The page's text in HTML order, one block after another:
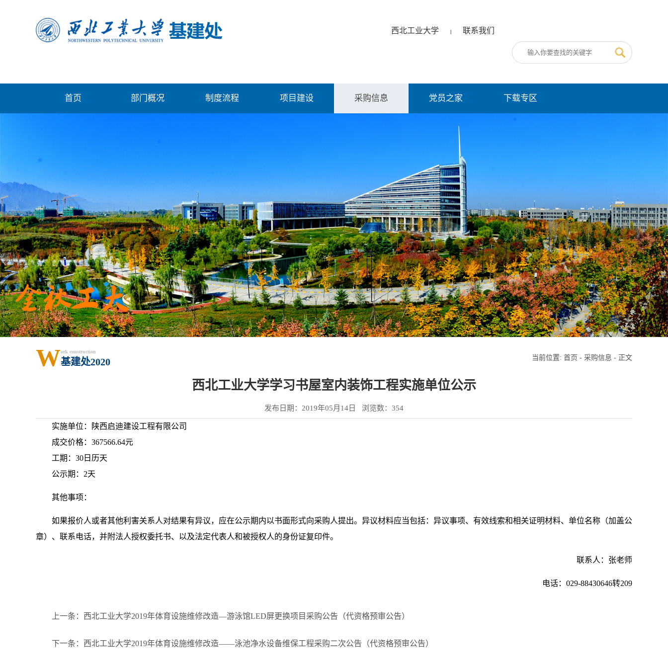
西北工业大学 | 联系我们
首页 部门概况 制度流程 项目建设 采购信息 党员之家 下载专区
Work construction
基建处2020 当前位置: 首页 - 采购信息 - 正文
西北工业大学学习书屋室内装饰工程实施单位公示
发布日期：2019年05月14日 浏览数： 354
实施单位：陕西启迪建设工程有限公司
成交价格： 367566.64元
工期： 30 日历天
公示期： 2天
其他事项：
如果报价人或者其他利害关系人对结果有异议，应在公示期内以书面形式向采购人提出。异议材料应当包括：异议事项、有效线索和相关证明材料、单位名称（加盖公
章）、联系电话，并附法人授权委托书、以及法定代表人和被授权人的身份证复印件。
联系人：张老师
电话： 029-88430646转209
上一条：西北工业大学2019年体育设施维修改造—游泳馆LED屏更换项目采购公告（代资格预审公告）
下一条：西北工业大学2019年体育设施维修改造——泳池净水设备维保工程采购二次公告（代资格预审公告）